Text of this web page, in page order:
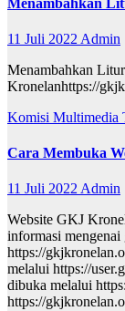
11 Juli 2022 Admin
Menambahkan
Kronelanhttps://
Komisi Multimedia
Cara Membuka
11 Juli 2022Admin
Website GKJ
informasi mengenai
https://
melalui https://
dibuka melalui
https://